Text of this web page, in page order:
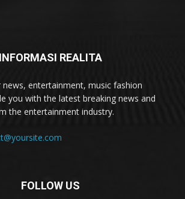
INFORMASI REALITA
news, entertainment, music fashion
you with the latest breaking news and
the entertainment industry.
FOLLOW US